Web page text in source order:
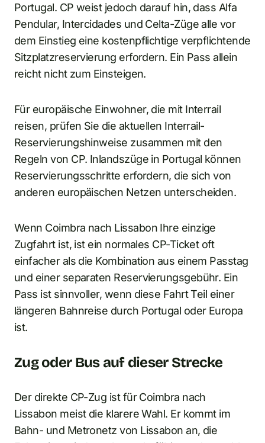
Portugal. CP weist jedoch darauf hin, dass Alfa
Pendular, Intercidades und Celta-Züge alle vor
dem Einstieg eine kostenpflichtige verpflichtende
Sitzplatzreservierung erfordern. Ein Pass allein
reicht nicht zum Einsteigen.
Für europäische Einwohner, die mit Interrail
reisen, prüfen Sie die aktuellen Interrail-
Reservierungshinweise zusammen mit den
Regeln von CP. Inlandszüge in Portugal können
Reservierungsschritte erfordern, die sich von
anderen europäischen Netzen unterscheiden.
Wenn Coimbra nach Lissabon Ihre einzige
Zugfahrt ist, ist ein normales CP-Ticket oft
einfacher als die Kombination aus einem Passtag
und einer separaten Reservierungsgebühr. Ein
Pass ist sinnvoller, wenn diese Fahrt Teil einer
längeren Bahnreise durch Portugal oder Europa
ist.
Zug oder Bus auf dieser Strecke
Der direkte CP-Zug ist für Coimbra nach
Lissabon meist die klarere Wahl. Er kommt im
Bahn- und Metronetz von Lissabon an, die